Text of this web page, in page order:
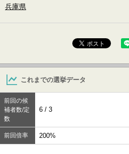
兵庫県
これまでの選挙データ
前回の候
補者数/定
数
6 / 3
前回倍率 200%